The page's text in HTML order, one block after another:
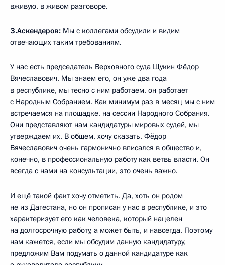
вживую, в живом разговоре.
З.Аскендеров: Мы с коллегами обсудили и видим
отвечающих таким требованиям.
У нас есть председатель Верховного суда Щукин Фёдор
Вячеславович. Мы знаем его, он уже два года
в республике, мы тесно с ним работаем, он работает
с Народным Собранием. Как минимум раз в месяц мы с ним
встречаемся на площадке, на сессии Народного Собрания.
Они представляют нам кандидатуры мировых судей, мы
утверждаем их. В общем, хочу сказать, Фёдор
Вячеславович очень гармонично вписался в общество и,
конечно, в профессиональную работу как ветвь власти. Он
всегда с нами на консультации, это очень важно.
И ещё такой факт хочу отметить. Да, хоть он родом
не из Дагестана, но он прописан у нас в республике, и это
характеризует его как человека, который нацелен
на долгосрочную работу, а может быть, и навсегда. Поэтому
нам кажется, если мы обсудим данную кандидатуру,
предложим Вам подумать о данной кандидатуре как